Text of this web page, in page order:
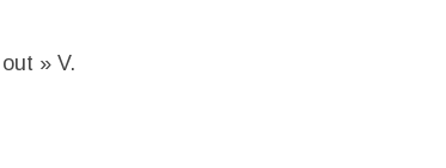
» V.